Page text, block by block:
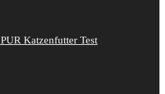
Katzenfutter Test